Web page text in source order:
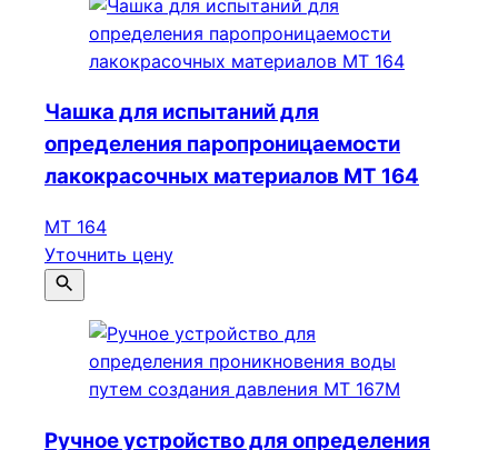
Чашка для испытаний для
определения паропроницаемости
лакокрасочных материалов МТ 164
МТ 164
Уточнить цену
Ручное устройство для определения